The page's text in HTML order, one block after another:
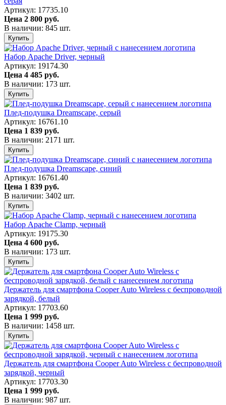
Артикул: 17735.10
Цена 2 800 руб.
В наличии: 845 шт.
Купить
Набор Apache Driver, черный
Артикул: 19174.30
Цена 4 485 руб.
В наличии: 173 шт.
Купить
Плед-подушка Dreamscape, серый
Артикул: 16761.10
Цена 1 839 руб.
В наличии: 2171 шт.
Купить
Плед-подушка Dreamscape, синий
Артикул: 16761.40
Цена 1 839 руб.
В наличии: 3402 шт.
Купить
Набор Apache Clamp, черный
Артикул: 19175.30
Цена 4 600 руб.
В наличии: 173 шт.
Купить
Держатель для смартфона Cooper Auto Wireless с беспроводной
зарядкой, белый
Артикул: 17703.60
Цена 1 999 руб.
В наличии: 1458 шт.
Купить
Держатель для смартфона Cooper Auto Wireless с беспроводной
зарядкой, черный
Артикул: 17703.30
Цена 1 999 руб.
В наличии: 987 шт.